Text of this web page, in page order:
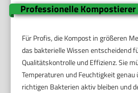
Professionelle Kompostierer
Für Profis, die Kompost in größeren
das bakterielle Wissen entscheidend
Qualitätskontrolle und Effizienz. Sie
Temperaturen und Feuchtigkeit
richtigen Bakterien aktiv bleiben und